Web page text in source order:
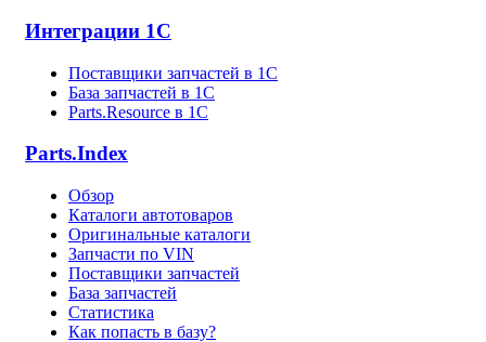
Интеграции 1С
Поставщики запчастей в 1C
База запчастей в 1С
Parts.Resource в 1C
Parts.Index
Обзор
Каталоги автотоваров
Оригинальные каталоги
Запчасти по VIN
Поставщики запчастей
База запчастей
Статистика
Как попасть в базу?